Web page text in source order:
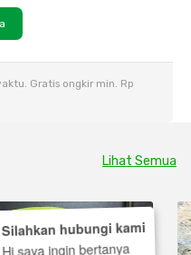
Gratis ongkir min. Rp
Lihat Semua
Silahkan hubungi kami
Hi saya ingin bertanya